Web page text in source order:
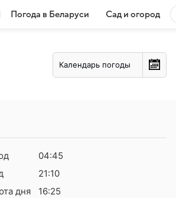
Погода в Беларуси Сад и огород
Календарь погоды
04:45
21:10
дня
16:25